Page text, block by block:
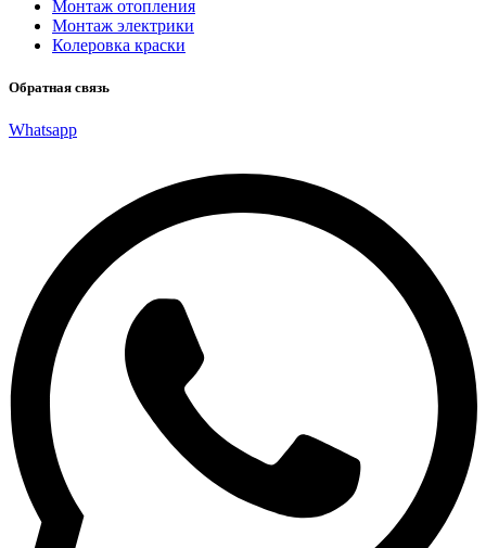
Монтаж отопления
Монтаж электрики
Колеровка краски
Обратная связь
Whatsapp